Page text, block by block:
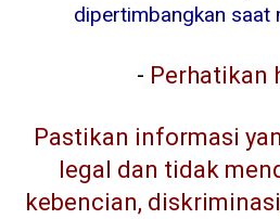
dipertimbangkan saat
- Perhatikan
Pastikan informasi
legal dan tidak
kebencian,